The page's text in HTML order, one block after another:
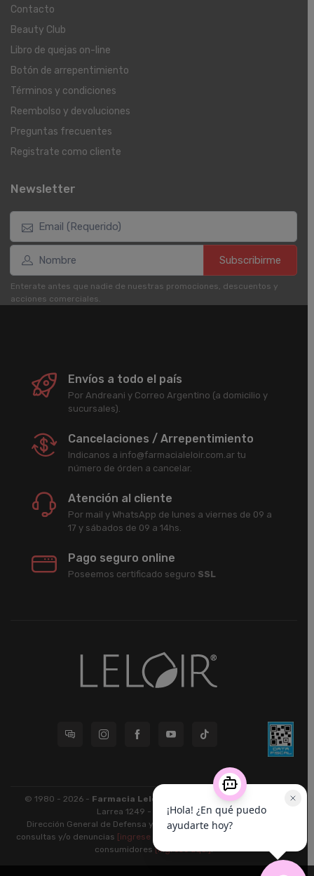
Contacto
Beauty Club
Libro de quejas on-line
Botón de arrepentimiento
Términos y condiciones
Reembolso y devoluciones
Preguntas frecuentes
Registrate como cliente
Newsletter
Subscribirme
Enterate antes que nadie de nuestras promociones, descuentos y
acciones comerciales.
Envíos a todo el país
Por Andreani y Correo Argentino (a domicilio y
sucursales).
Cancelaciones / Arrepentimiento
Indicanos a info@farmacialeloir.com.ar tu
número de órden a cancelar.
Atención al cliente
Por mail y WhatsApp de lunes a viernes de 09 a
17 y sábados de 09 a 14hs.
Pago seguro online
Poseemos certificado seguro SSL
© 1980 - 2026 - Farmacia Leloir S.R.L.
| CUIT 33609220789 -
Larrea 1249 - CABA - CP 1117
Dirección General de Defensa y Protección al Consumidor: Para
consultas y/o denuncias [ingrese aquí]
consumidores[ingrese aquí].